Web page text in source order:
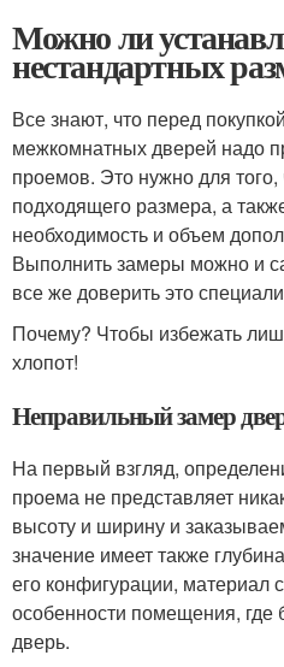
Можно ли
нестандартных
Все знают, что перед
межкомнатных дверей надо
проемов. Это нужно для
подходящего размера, а
необходимость и объем
Выполнить замеры можно и
все же доверить это
Почему? Чтобы избежать
хлопот!
Неправильный замер
На первый взгляд,
проема не представляет
высоту и ширину и
значение имеет также
его конфигурации, материал
особенности помещения, где
дверь.